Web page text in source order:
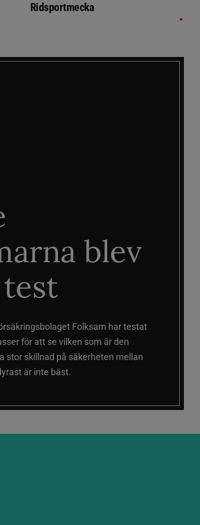
Ridsportmecka
blev
Folksam har testat
för att se vilken som är den
stor skillnad på säkerheten mellan
är inte bäst.